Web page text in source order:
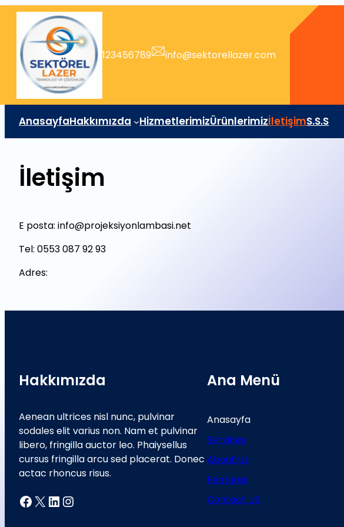
İçeriğe
123456789 info@sektorellazer.com
AnasayfaHakkımızda HizmetlerimizÜrünlerimizİletişimS.S.S
İletişim
E posta: info@projeksiyonlambasi.net
Tel: 0553 087 92 93
Adres:
Hakkımızda
Aenean ultrices nisl nunc, pulvinar
sodales elit varius non. Nam et pulvinar
libero, fringilla auctor leo. Phaiysellus
cursus fringilla arcu sed placerat. Donec
actac rhoncus risus.
Facebook X LinkedIn Instagram
Ana Menü
Anasayfa
Services
About Us
Features
Contact US